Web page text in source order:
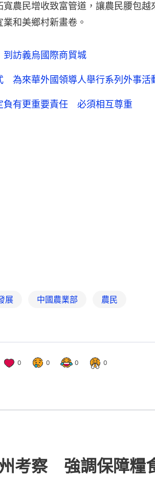
農民增收致富管道，讓農民腰包越
和美鄉村新畫卷。
訪義烏國際商貿城
為來華外國領導人舉行系列外事活
負有更重要責任 必須相互尊重
展 中國農業部 農民
0 0 0 0
考察 強調保障糧